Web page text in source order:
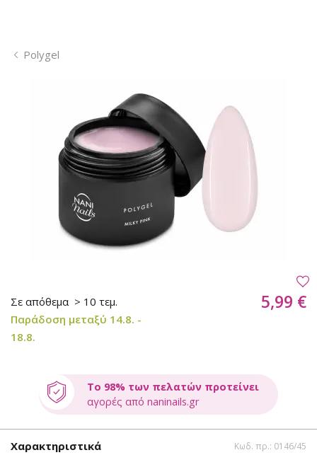
Polygel
Σε απόθεμα > 10 τεμ.
Παράδοση μεταξύ 14.8. -
18.8.
5,99 €
Το 98% των πελατών προτείνει
αγορές από naninails.gr
Χαρακτηριστικά Κωδ. πρ.: 0146/45